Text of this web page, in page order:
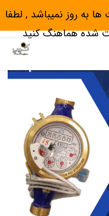
به روز نمیباشد , لطفا
شده هماهنگ کنید